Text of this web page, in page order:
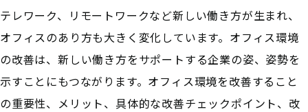
テレワーク、リモートワークなど新しい働き方が生まれ、
オフィスのあり方も大きく変化しています。オフィス環境
の改善は、新しい働き方をサポートする企業の姿、姿勢を
示すことにもつながります。オフィス環境を改善すること
の重要性、メリット、具体的な改善チェックポイント、改